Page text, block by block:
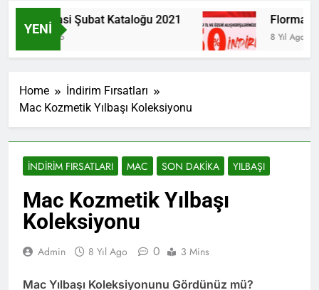
YENI
Farmasi Şubat Kataloğu 2021
6 Yıl Ago
Flormar
8 Yıl Ago
Home
İndirim Fırsatları
Mac Kozmetik Yılbaşı Koleksiyonu
İNDIRIM FIRSATLARI MAC SON DAKIKA YILBAŞI
Mac Kozmetik Yılbaşı
Koleksiyonu
Admin 8 Yıl Ago 0 3 Mins
Mac Yılbaşı Koleksiyonunu Gördünüz mü?